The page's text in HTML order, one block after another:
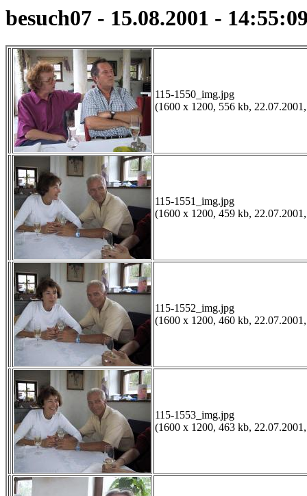
besuch07 - 15.08.2001 -
115-1550_img.jpg
(1600 x 1200, 556 kb,
115-1551_img.jpg
(1600 x 1200, 459 kb,
115-1552_img.jpg
(1600 x 1200, 460 kb,
115-1553_img.jpg
(1600 x 1200, 463 kb,